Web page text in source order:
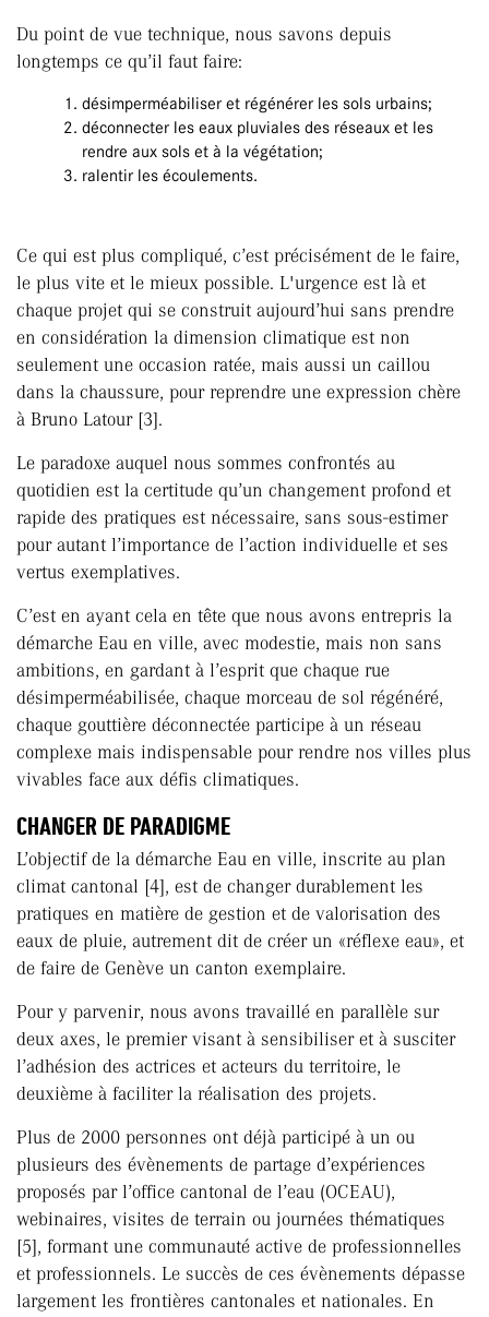
Du point de vue technique, nous savons depuis
longtemps ce qu’il faut faire:
désimperméabiliser et régénérer les sols urbains;
déconnecter les eaux pluviales des réseaux et les
rendre aux sols et à la végétation;
ralentir les écoulements.
Ce qui est plus compliqué, c’est précisément de le faire,
le plus vite et le mieux possible. L'urgence est là et
chaque projet qui se construit aujourd’hui sans prendre
en considération la dimension climatique est non
seulement une occasion ratée, mais aussi un caillou
dans la chaussure, pour reprendre une expression chère
à Bruno Latour [3].
Le paradoxe auquel nous sommes confrontés au
quotidien est la certitude qu’un changement profond et
rapide des pratiques est nécessaire, sans sous-estimer
pour autant l’importance de l’action individuelle et ses
vertus exemplatives.
C’est en ayant cela en tête que nous avons entrepris la
démarche Eau en ville, avec modestie, mais non sans
ambitions, en gardant à l’esprit que chaque rue
désimperméabilisée, chaque morceau de sol régénéré,
chaque gouttière déconnectée participe à un réseau
complexe mais indispensable pour rendre nos villes plus
vivables face aux défis climatiques.
CHANGER DE PARADIGME
L’objectif de la démarche Eau en ville, inscrite au plan
climat cantonal [4], est de changer durablement les
pratiques en matière de gestion et de valorisation des
eaux de pluie, autrement dit de créer un «réflexe eau», et
de faire de Genève un canton exemplaire.
Pour y parvenir, nous avons travaillé en parallèle sur
deux axes, le premier visant à sensibiliser et à susciter
l’adhésion des actrices et acteurs du territoire, le
deuxième à faciliter la réalisation des projets.
Plus de 2000 personnes ont déjà participé à un ou
plusieurs des évènements de partage d’expériences
proposés par l’office cantonal de l’eau (OCEAU),
webinaires, visites de terrain ou journées thématiques
[5], formant une communauté active de professionnelles
et professionnels. Le succès de ces évènements dépasse
largement les frontières cantonales et nationales. En